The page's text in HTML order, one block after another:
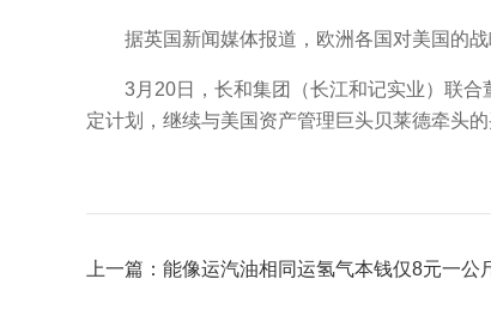
据英国新闻媒体报道，欧洲各国对美国的战
3月20日，长和集团（长江和记实业）联合
定计划，继续与美国资产管理巨头贝莱德牵头
上一篇：能像运汽油相同运氢气本钱仅8元一